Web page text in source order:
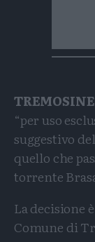
“per uso
suggestivo
quello che
torrente
La decisione
Comune di